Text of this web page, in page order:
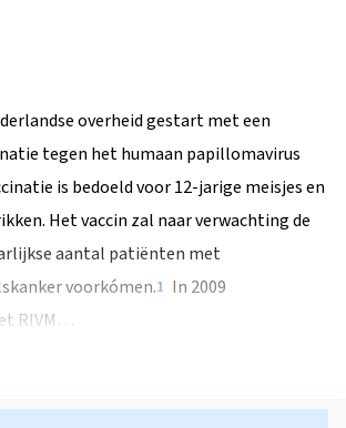
overheid gestart met een
tegen het humaan papillomavirus
is bedoeld voor 12-jarige meisjes en
Het vaccin zal naar verwachting de
aantal patiënten met
voorkómen.1 In 2009
RIVM…